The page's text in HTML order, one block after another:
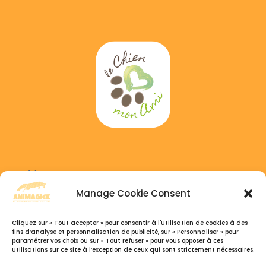
Manage Cookie Consent
Cliquez sur « Tout accepter » pour consentir à l'utilisation de cookies à des
fins d’analyse et personnalisation de publicité, sur « Personnaliser » pour
paramétrer vos choix ou sur « Tout refuser » pour vous opposer à ces
utilisations sur ce site à l’exception de ceux qui sont strictement nécessaires.
Adress :
6 GAICHEL, 8469 Habscht, Luxembourg
+352 691 333 041
+32 495 77 26 07